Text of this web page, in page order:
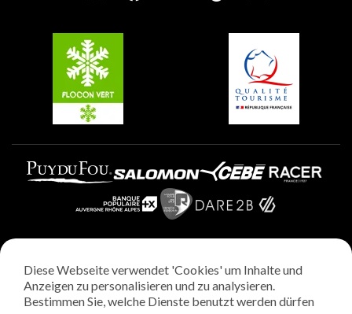
Plagne Villages
Plagne Aime 2000
Rechtliche Hinweise
Datenschutzrichtlinie
Diese Webseite verwendet 'Cookies' um Inhalte und
Anzeigen zu personalisieren und zu analysieren.
Bestimmen Sie, welche Dienste benutzt werden dürfen